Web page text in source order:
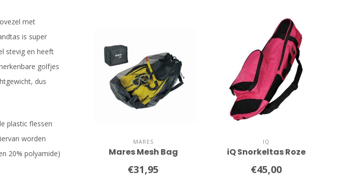
met
is super
stevig en heeft
golfjes
dus
plastic flessen
worden
20% polyamide)
MARES
Mares Mesh Bag
€31,95
IQ
iQ Snorkeltas Roze
€45,00